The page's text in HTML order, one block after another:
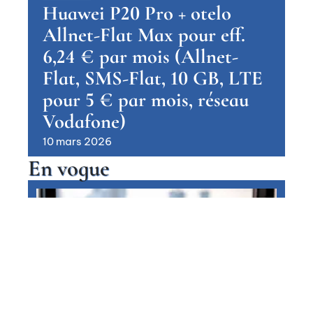
Huawei P20 Pro + otelo
Allnet-Flat Max pour eff.
6,24 € par mois (Allnet-
Flat, SMS-Flat, 10 GB, LTE
pour 5 € par mois, réseau
Vodafone)
10 mars 2026
En vogue